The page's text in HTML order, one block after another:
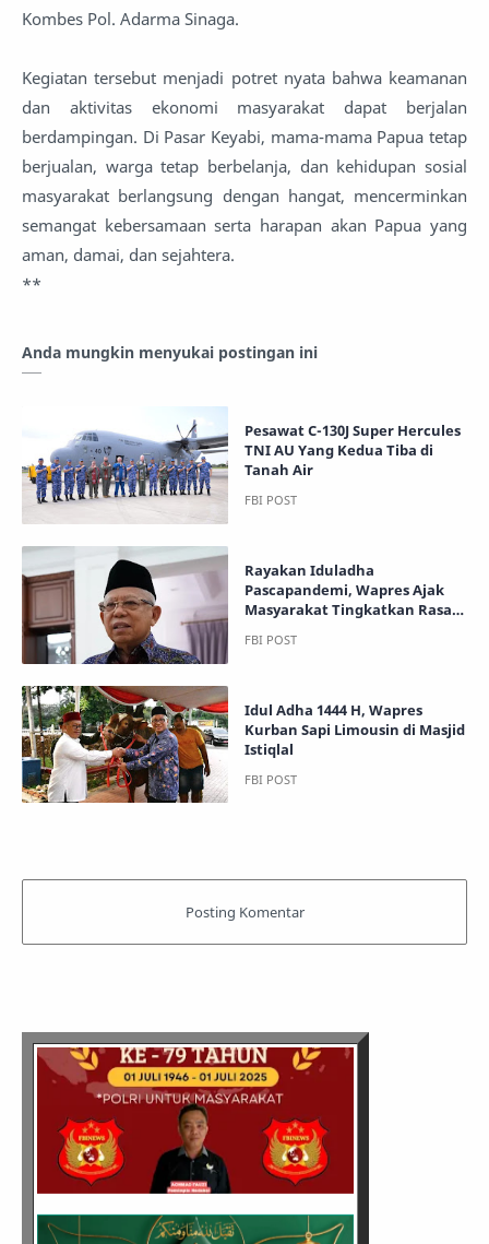
Kombes Pol. Adarma Sinaga.
Kegiatan tersebut menjadi potret nyata bahwa keamanan
dan aktivitas ekonomi masyarakat dapat berjalan
berdampingan. Di Pasar Keyabi, mama-mama Papua tetap
berjualan, warga tetap berbelanja, dan kehidupan sosial
masyarakat berlangsung dengan hangat, mencerminkan
semangat kebersamaan serta harapan akan Papua yang
aman, damai, dan sejahtera.
**
Anda mungkin menyukai postingan ini
Pesawat C-130J Super Hercules
TNI AU Yang Kedua Tiba di
Tanah Air
Rayakan Iduladha
Pascapandemi, Wapres Ajak
Masyarakat Tingkatkan Rasa
Idul Adha 1444 H, Wapres
Kurban Sapi Limousin di Masjid
Istiqlal